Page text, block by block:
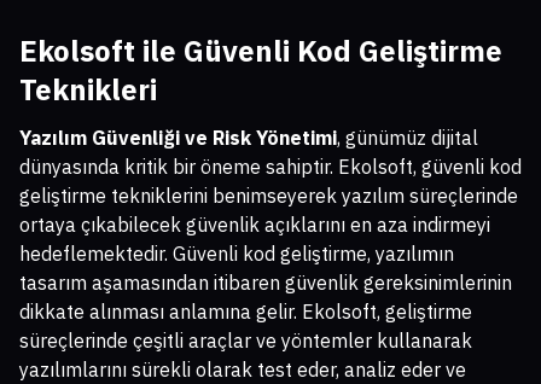
Ekolsoft ile Güvenli Kod Geliştirme
Teknikleri
Yazılım Güvenliği ve Risk Yönetimi, günümüz dijital
dünyasında kritik bir öneme sahiptir. Ekolsoft, güvenli kod
geliştirme tekniklerini benimseyerek yazılım süreçlerinde
ortaya çıkabilecek güvenlik açıklarını en aza indirmeyi
hedeflemektedir. Güvenli kod geliştirme, yazılımın
tasarım aşamasından itibaren güvenlik gereksinimlerinin
dikkate alınması anlamına gelir. Ekolsoft, geliştirme
süreçlerinde çeşitli araçlar ve yöntemler kullanarak
yazılımlarını sürekli olarak test eder, analiz eder ve